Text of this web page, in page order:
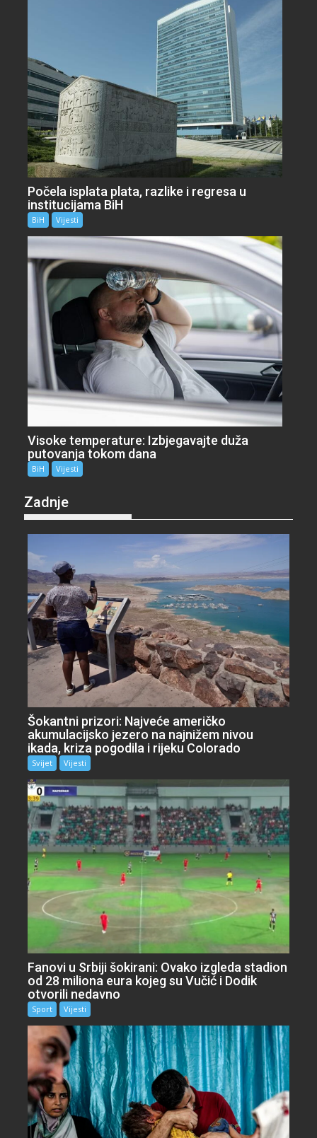
Počela isplata plata, razlike i regresa u
institucijama BiH
BiH Vijesti
Visoke temperature: Izbjegavajte duža
putovanja tokom dana
BiH Vijesti
Zadnje
Šokantni prizori: Najveće američko
akumulacijsko jezero na najnižem nivou
ikada, kriza pogodila i rijeku Colorado
Svijet Vijesti
Fanovi u Srbiji šokirani: Ovako izgleda stadion
od 28 miliona eura kojeg su Vučić i Dodik
otvorili nedavno
Sport Vijesti